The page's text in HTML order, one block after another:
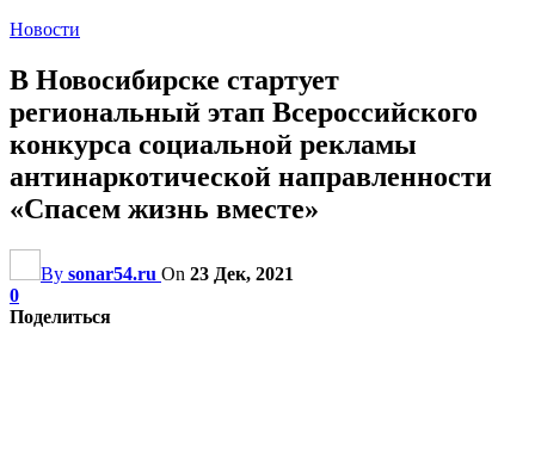
Новости
В Новосибирске стартует
региональный этап Всероссийского
конкурса социальной рекламы
антинаркотической направленности
«Спасем жизнь вместе»
By sonar54.ru On 23 Дек, 2021
0
Поделиться